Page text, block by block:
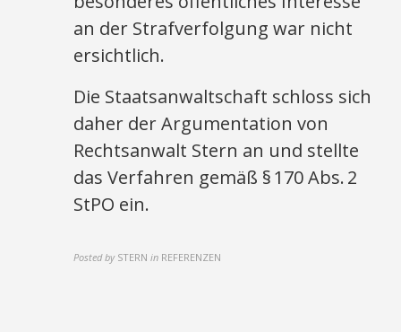
an der Strafverfolgung war nicht
ersichtlich.
Die Staatsanwaltschaft schloss sich
daher der Argumentation von
Rechtsanwalt Stern an und stellte
das Verfahren gemäß § 170 Abs. 2
StPO ein.
Posted by STERN in REFERENZEN